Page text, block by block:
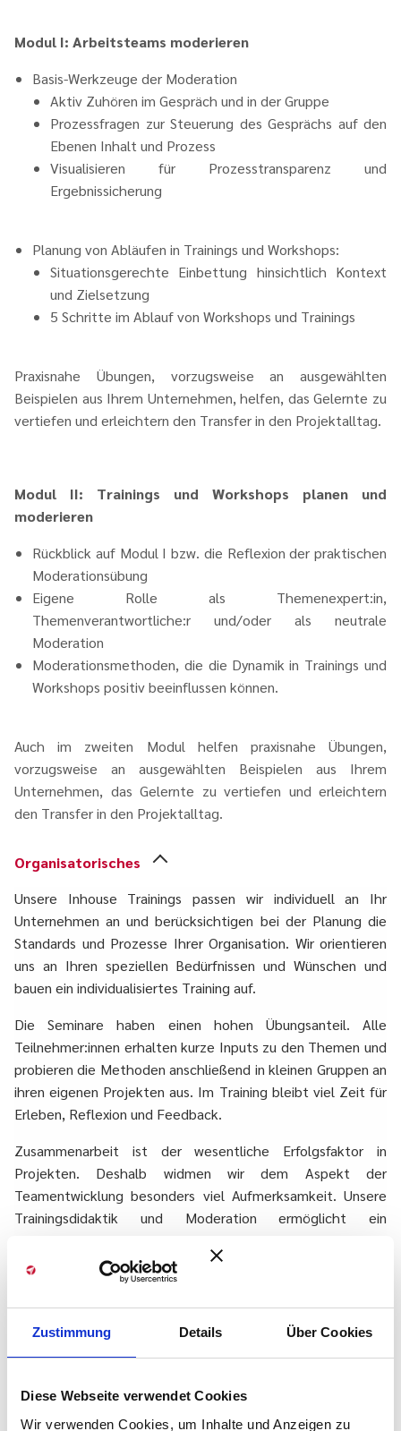
Zustimmung Details Über Cookies
Diese Webseite verwendet Cookies
Wir verwenden Cookies, um Inhalte und Anzeigen zu
Modul I: Arbeitsteams moderieren
Basis-Werkzeuge der Moderation
Aktiv Zuhören im Gespräch und in der Gruppe
Prozessfragen zur Steuerung des Gesprächs auf den
Ebenen Inhalt und Prozess
Visualisieren für Prozesstransparenz und
Ergebnissicherung
Planung von Abläufen in Trainings und Workshops:
Situationsgerechte Einbettung hinsichtlich Kontext
und Zielsetzung
5 Schritte im Ablauf von Workshops und Trainings
Praxisnahe Übungen, vorzugsweise an ausgewählten
Beispielen aus Ihrem Unternehmen, helfen, das Gelernte zu
vertiefen und erleichtern den Transfer in den Projektalltag.
Modul II: Trainings und Workshops planen und
moderieren
Rückblick auf Modul I bzw. die Reflexion der praktischen
Moderationsübung
Eigene Rolle als Themenexpert:in,
Themenverantwortliche:r und/oder als neutrale
Moderation
Moderationsmethoden, die die Dynamik in Trainings und
Workshops positiv beeinflussen können.
Auch im zweiten Modul helfen praxisnahe Übungen,
vorzugsweise an ausgewählten Beispielen aus Ihrem
Unternehmen, das Gelernte zu vertiefen und erleichtern
den Transfer in den Projektalltag.
Organisatorisches
Unsere Inhouse Trainings passen wir individuell an Ihr
Unternehmen an und berücksichtigen bei der Planung die
Standards und Prozesse Ihrer Organisation. Wir orientieren
uns an Ihren speziellen Bedürfnissen und Wünschen und
bauen ein individualisiertes Training auf.
Die Seminare haben einen hohen Übungsanteil. Alle
Teilnehmer:innen erhalten kurze Inputs zu den Themen und
probieren die Methoden anschließend in kleinen Gruppen an
ihren eigenen Projekten aus. Im Training bleibt viel Zeit für
Erleben, Reflexion und Feedback.
Zusammenarbeit ist der wesentliche Erfolgsfaktor in
Projekten. Deshalb widmen wir dem Aspekt der
Teamentwicklung besonders viel Aufmerksamkeit. Unsere
Trainingsdidaktik und Moderation ermöglicht ein
Teamdynamik und Kultur der Zusammenarbeit auswirkt. So
werden gelernte Inhalte gemeinsam gelebt und verfestigen
sich im Alltag.
Unser Team besteht aus erfahrenen Projektleiter:innen,
Consensa entwickelten Projektverständnis und nach den